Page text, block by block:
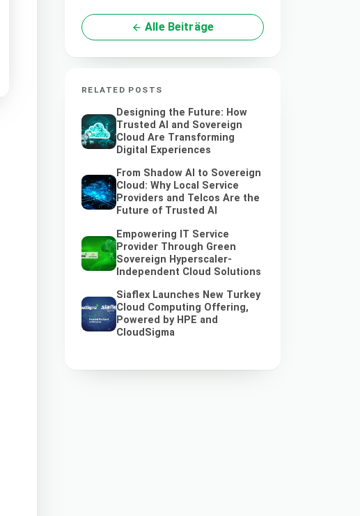
Alle Beiträge
RELATED POSTS
Designing the Future: How
Trusted AI and Sovereign
Cloud Are Transforming
Digital Experiences
From Shadow AI to Sovereign
Cloud: Why Local Service
Providers and Telcos Are the
Future of Trusted AI
Empowering IT Service
Provider Through Green
Sovereign Hyperscaler-
Independent Cloud Solutions
Siaflex Launches New Turkey
Cloud Computing Offering,
Powered by HPE and
CloudSigma